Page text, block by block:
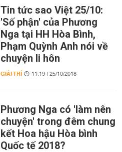
Tin tức sao Việt 25/10:
'Số phận' của Phương
Nga tại HH Hòa Bình,
Phạm Quỳnh Anh nói về
chuyện li hôn
GIẢI TRÍ 11:19 | 25/10/2018
Phương Nga có 'làm nên
chuyện' trong đêm chung
kết Hoa hậu Hòa bình
Quốc tế 2018?